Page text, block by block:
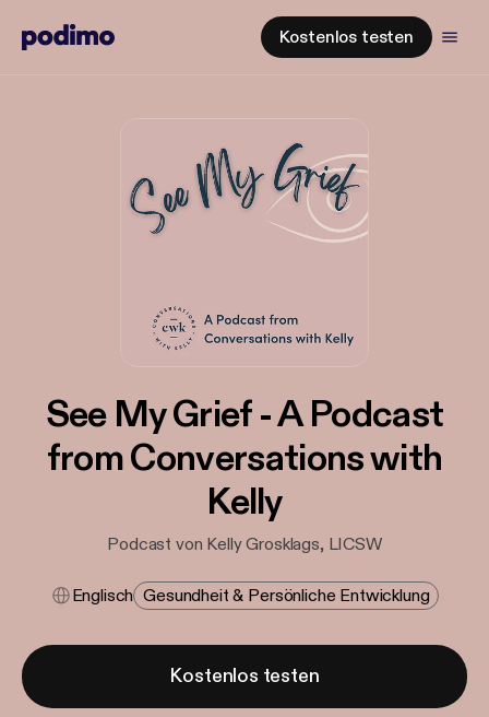
Kostenlos testen
See My Grief - A Podcast
from Conversations with
Kelly
Podcast von Kelly Grosklags, LICSW
Englisch Gesundheit & Persönliche Entwicklung
Kostenlos testen